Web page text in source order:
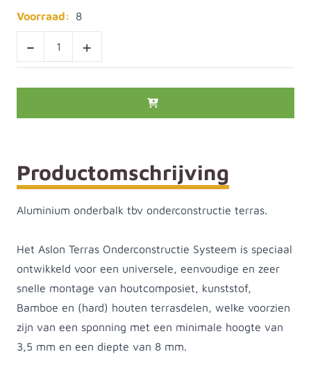
Voorraad:
8
- +
Productomschrijving
Aluminium onderbalk tbv onderconstructie terras.
Het Aslon Terras Onderconstructie Systeem is speciaal
ontwikkeld voor een universele, eenvoudige en zeer
snelle montage van houtcomposiet, kunststof,
Bamboe en (hard) houten terrasdelen, welke voorzien
zijn van een sponning met een minimale hoogte van
3,5 mm en een diepte van 8 mm.